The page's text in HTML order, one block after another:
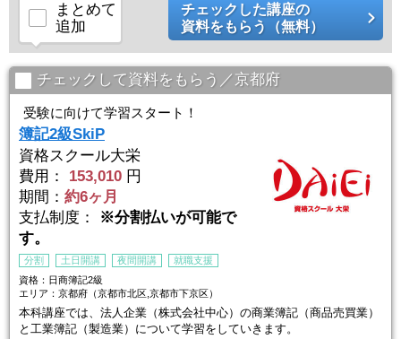
まとめて
追加
チェックした講座の
資料をもらう（無料）
チェックして資料をもらう／京都府
受験に向けて学習スタート！
簿記2級SkiP
資格スクール大栄
費用：
153,010 円
期間： 約6ヶ月
支払制度：
※分割払いが可能で
す。
分割 土日開講 夜間開講
就職支援
資格：日商簿記2級
エリア：京都府（京都市北区,京都市下京区）
本科講座では、法人企業（株式会社中心）の商業簿記（商品売買業）
と工業簿記（製造業）について学習をしていきます。